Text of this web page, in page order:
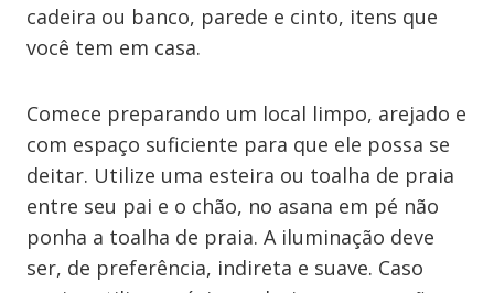
cadeira ou banco, parede e cinto, itens que
você tem em casa.
Comece preparando um local limpo, arejado e
com espaço suficiente para que ele possa se
deitar. Utilize uma esteira ou toalha de praia
entre seu pai e o chão, no asana em pé não
ponha a toalha de praia. A iluminação deve
ser, de preferência, indireta e suave. Caso